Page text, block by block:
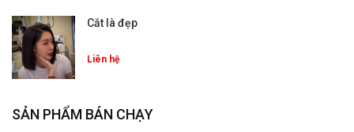
Cắt là đẹp
Liên hệ
SẢN PHẨM BÁN CHẠY